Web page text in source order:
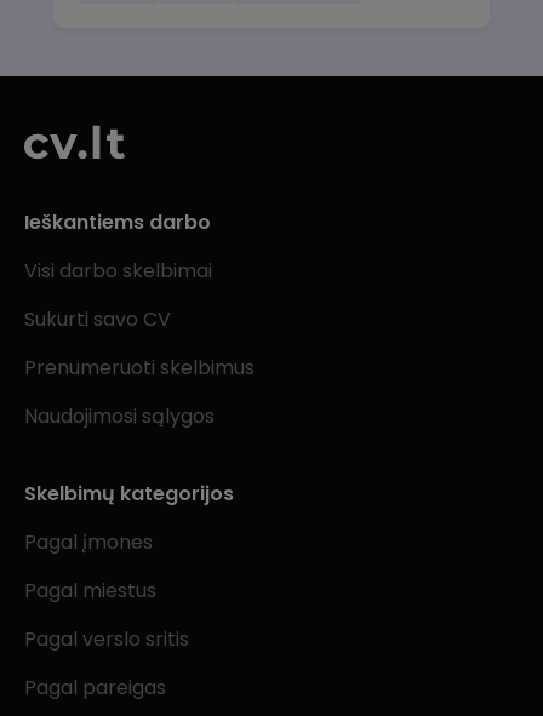
Ieškantiems darbo
Visi darbo skelbimai
Sukurti savo CV
Prenumeruoti skelbimus
Naudojimosi sąlygos
Skelbimų kategorijos
Pagal įmones
Pagal miestus
Pagal verslo sritis
Pagal pareigas